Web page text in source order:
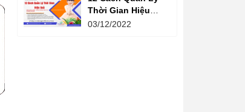
Thời Gian Hiệu
Quả - 4 phương
03/12/2022